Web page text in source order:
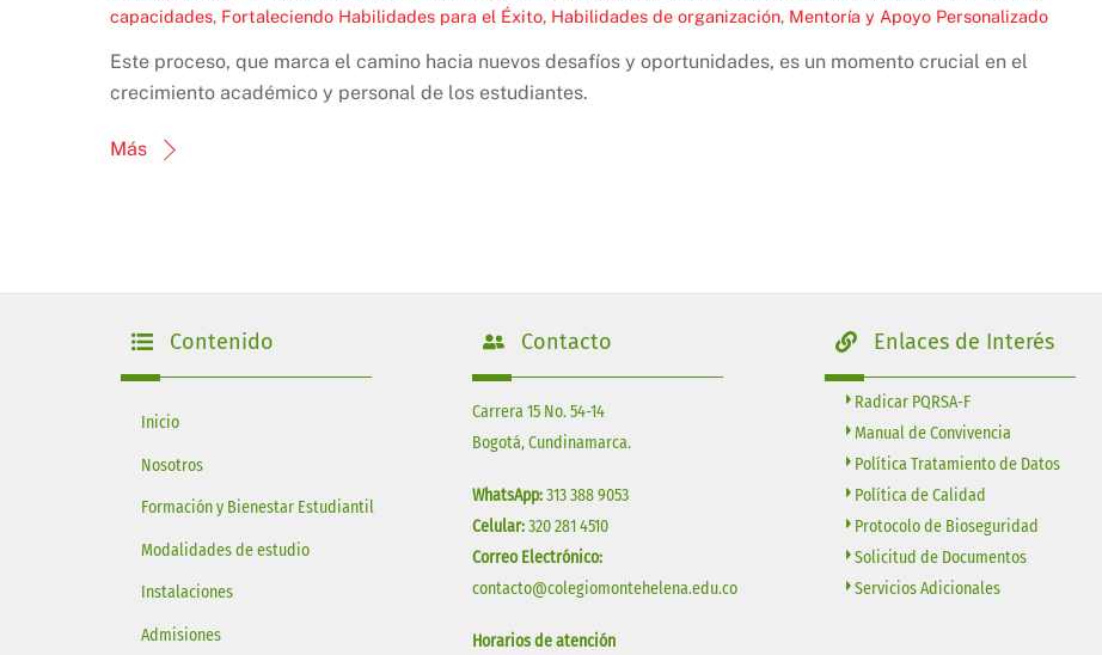
capacidades, Fortaleciendo Habilidades para el Éxito, Habilidades de organización, Mentoría y Apoyo Personalizado
Este proceso, que marca el camino hacia nuevos desafíos y oportunidades, es un momento crucial en el
crecimiento académico y personal de los estudiantes.
Más
Contenido
Inicio
Nosotros
Formación y Bienestar Estudiantil
Modalidades de estudio
Instalaciones
Admisiones
Contacto
Carrera 15 No. 54-14
Bogotá, Cundinamarca.
WhatsApp: 313 388 9053
Celular:320 281 4510
Correo Electrónico:
contacto@colegiomontehelena.edu.co
Horarios de atención
Enlaces de Interés
Radicar PQRSA-F
Manual de Convivencia
Política Tratamiento de Datos
Política de Calidad
Protocolo de Bioseguridad
Solicitud de Documentos
Servicios Adicionales